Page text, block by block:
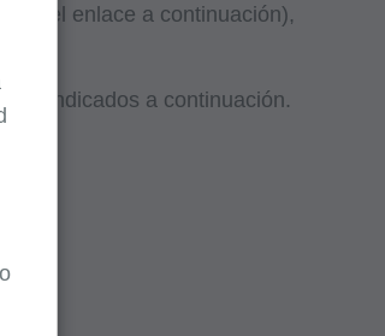
en el enlace a continuación),
T indicados a continuación.